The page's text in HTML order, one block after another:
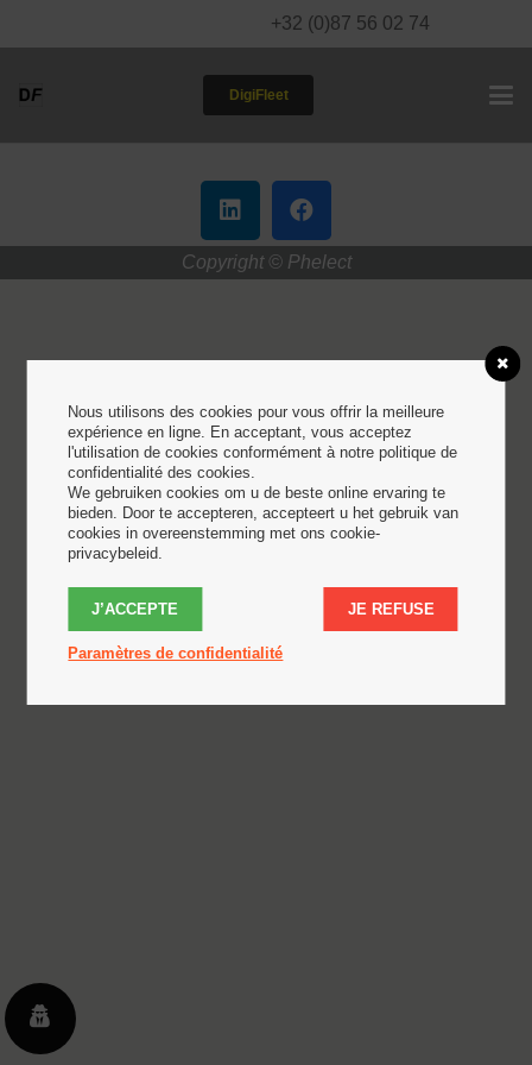
+32 (0)87 56 02 74
DigiFleet
Copyright © Phelect
Nous utilisons des cookies pour vous offrir la meilleure
expérience en ligne. En acceptant, vous acceptez
l'utilisation de cookies conformément à notre politique de
confidentialité des cookies.
We gebruiken cookies om u de beste online ervaring te
bieden. Door te accepteren, accepteert u het gebruik van
cookies in overeenstemming met ons cookie-
privacybeleid.
J’ACCEPTE JE REFUSE
Paramètres de confidentialité